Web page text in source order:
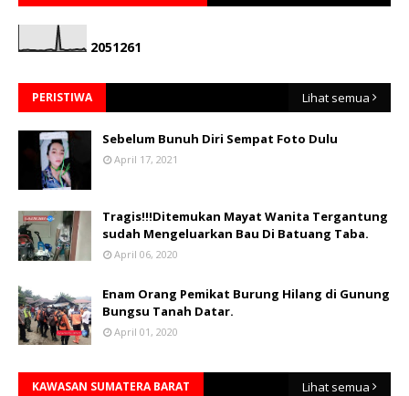
2051261
PERISTIWA Lihat semua
Sebelum Bunuh Diri Sempat Foto Dulu
April 17, 2021
Tragis!!!Ditemukan Mayat Wanita Tergantung
sudah Mengeluarkan Bau Di Batuang Taba.
April 06, 2020
Enam Orang Pemikat Burung Hilang di Gunung
Bungsu Tanah Datar.
April 01, 2020
KAWASAN SUMATERA BARAT Lihat semua